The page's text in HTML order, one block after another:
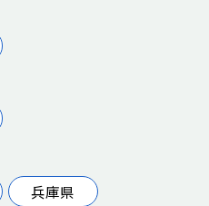
兵庫県